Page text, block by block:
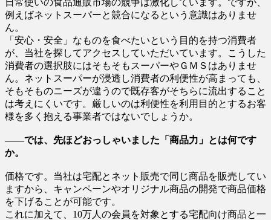
例えばネットスーパーと競合になるという意識はありませ
ん。
「安心・安全」なものを食べたいという目的を持つ消費者
が、当社を探してアクセスしていただいています。こうした
消費者の選択肢にはそもそもスーパーやＧＭＳはありませ
ん。ネットスーパーが浸透し消費者の利便性が高まっても、
そもそものニーズが違うので既存客がそちらに流出すること
は考えにくいです。厳しいのは利便性を利用目的とするお客
様を多く抱える事業者ではないでしょうか。
――では、先ほどおっしゃいました「商品力」とは何です
か。
価格です。当社は宅配とネット販売で同じ商品を販売してい
ますから、キャンペーンやオリジナル商品の開発で商品価格
を下げることが可能です。
これに加えて、10万人の会員を対象とする宅配向け商品と一